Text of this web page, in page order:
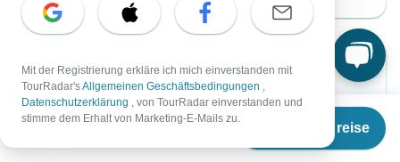
Ab€1.679
Termine & Preise
-40%
Von Samstag
20 Mär, 2027
Bis Samstag
27 Mär, 2027
Mit der Registrierung erkläre ich mich einverstanden mit
TourRadar'sAllgemeinen Geschäftsbedingungen ,
Datenschutzerklärung , von TourRadar einverstanden und
stimme dem Erhalt von Marketing-E-Mails zu.